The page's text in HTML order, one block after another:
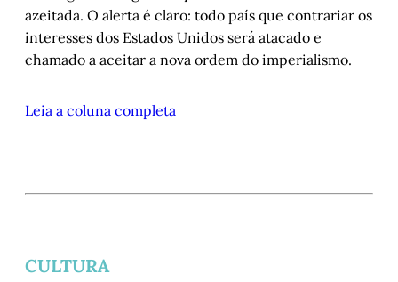
azeitada. O alerta é claro: todo país que contrariar os
interesses dos Estados Unidos será atacado e
chamado a aceitar a nova ordem do imperialismo.
Leia a coluna completa
CULTURA